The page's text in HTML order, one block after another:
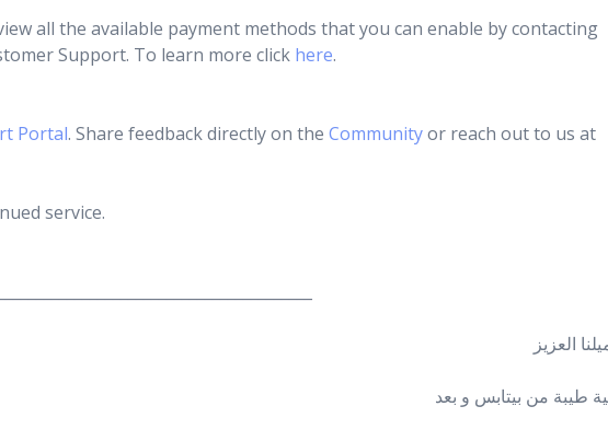
all the available payment methods that you can enable by contacting
Support. To learn more click here.
Portal. Share feedback directly on the Communityor reach out to us at
service.
العزيز
طيبة من بيتابس و بعد